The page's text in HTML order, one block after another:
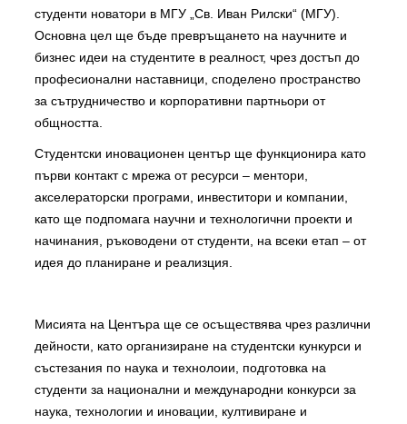
студенти новатори в МГУ „Св. Иван Рилски“ (МГУ).
Основна цел ще бъде превръщането на научните и
бизнес идеи на студентите в реалност, чрез достъп до
професионални наставници, споделено пространство
за сътрудничество и корпоративни партньори от
общността.
Студентски иновационен център ще функционира като
първи контакт с мрежа от ресурси – ментори,
акселераторски програми, инвеститори и компании,
като ще подпомага научни и технологични проекти и
начинания, ръководени от студенти, на всеки етап – от
идея до планиране и реализция.
Мисията на Центъра ще се осъществява чрез различни
дейности, като организиране на студентски кункурси и
състезания по наука и технолоии, подготовка на
студенти за национални и международни конкурси за
наука, технологии и иновации, култивиране и